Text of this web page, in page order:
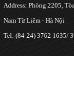
Address: Phòng 2205,
Nam Từ Liêm - Hà Nội
Tel: (84-24) 3762 1635/